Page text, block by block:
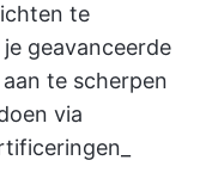
te
geavanceerde
te scherpen
via